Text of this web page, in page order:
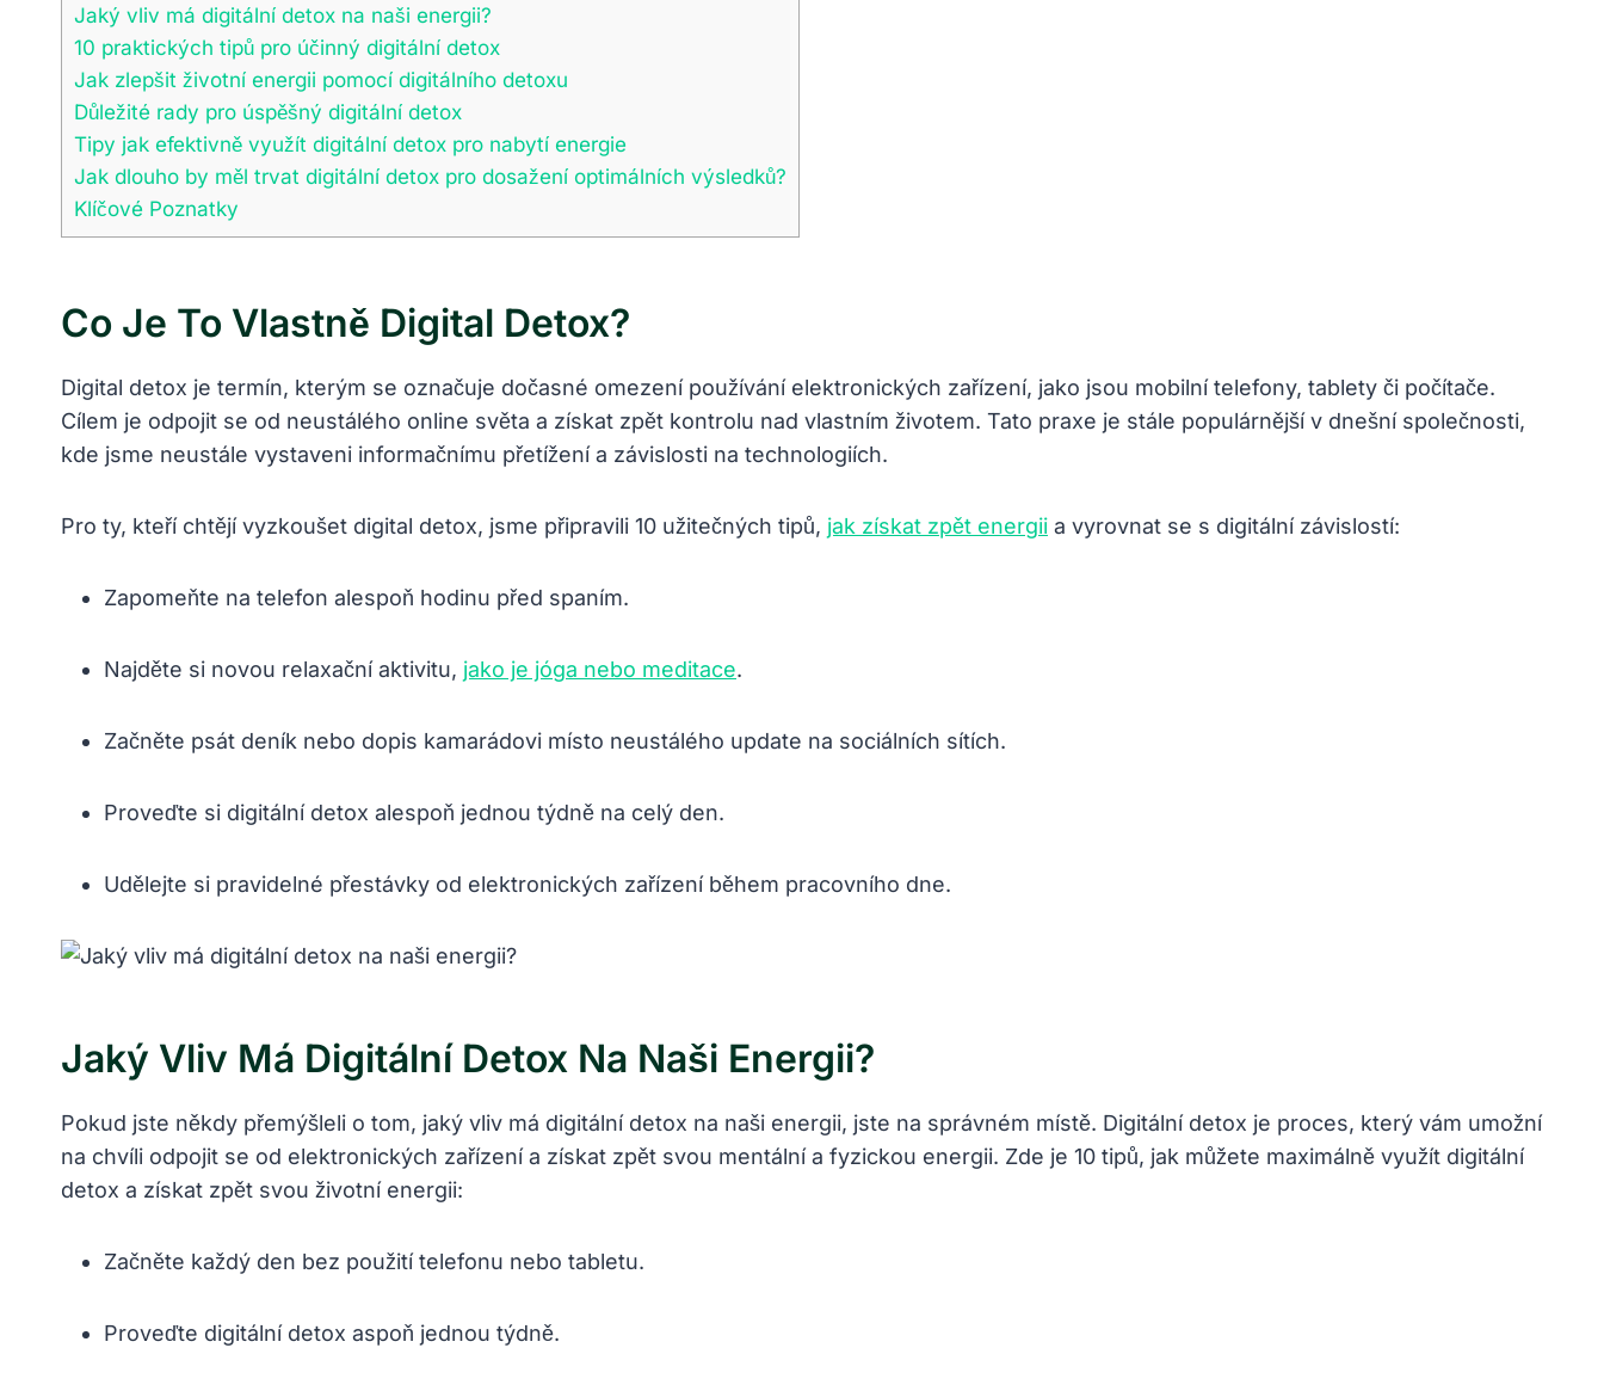
Jaký vliv má digitální detox na naši energii?
10 praktických tipů pro účinný digitální detox
Jak zlepšit životní energii pomocí digitálního detoxu
Důležité rady pro úspěšný digitální detox
Tipy jak efektivně využít digitální detox pro nabytí energie
Jak dlouho by měl trvat digitální detox pro dosažení optimálních výsledků?
Klíčové Poznatky
Co Je To Vlastně Digital Detox?
Digital detox je termín, kterým se označuje dočasné omezení používání elektronických zařízení, jako jsou mobilní telefony, tablety či počítače.
Cílem je odpojit se od neustálého online světa a získat zpět kontrolu nad vlastním životem. Tato praxe je stále populárnější v dnešní společnosti,
kde jsme neustále vystaveni informačnímu přetížení a závislosti na technologiích.
Pro ty, kteří chtějí vyzkoušet digital detox, jsme připravili 10 užitečných tipů, jak získat zpět energii a vyrovnat se s digitální závislostí:
Zapomeňte na telefon alespoň hodinu před spaním.
Najděte si novou relaxační aktivitu, jako je jóga nebo meditace.
Začněte psát deník nebo dopis kamarádovi místo neustálého update na sociálních sítích.
Proveďte si digitální detox alespoň jednou týdně na celý den.
Udělejte si pravidelné přestávky od elektronických zařízení během pracovního dne.
Jaký Vliv Má Digitální Detox Na Naši Energii?
Pokud jste někdy přemýšleli o tom, jaký vliv má digitální detox na naši energii, jste na správném místě. Digitální detox je proces, který vám umožní
na chvíli odpojit se od elektronických zařízení a získat zpět svou mentální a fyzickou energii. Zde je 10 tipů, jak můžete maximálně využít digitální
detox a získat zpět svou životní energii:
Začněte každý den bez použití telefonu nebo tabletu.
Proveďte digitální detox aspoň jednou týdně.